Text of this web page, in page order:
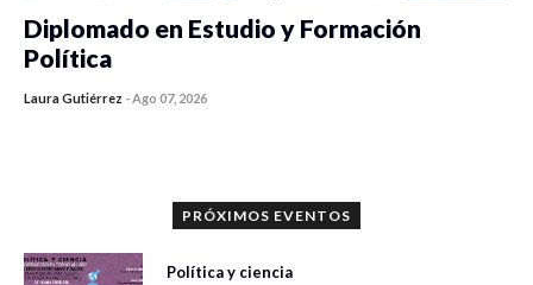
Diplomado en Estudio y Formación
Política
Laura Gutiérrez -Ago 07, 2026
PRÓXIMOS EVENTOS
Política y ciencia